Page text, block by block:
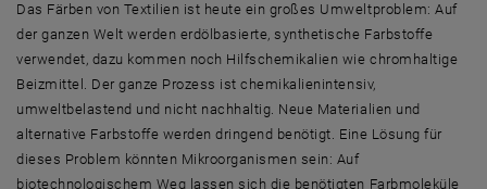
Das Färben von Textilien ist heute ein großes Umweltproblem: Auf
der ganzen Welt werden erdölbasierte, synthetische Farbstoffe
verwendet, dazu kommen noch Hilfschemikalien wie chromhaltige
Beizmittel. Der ganze Prozess ist chemikalienintensiv,
umweltbelastend und nicht nachhaltig. Neue Materialien und
alternative Farbstoffe werden dringend benötigt. Eine Lösung für
dieses Problem könnten Mikroorganismen sein: Auf
biotechnologischem Weg lassen sich die benötigten Farbmoleküle